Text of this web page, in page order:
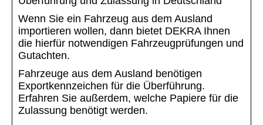
Wenn Sie ein Fahrzeug aus dem Ausland
importieren wollen, dann bietet DEKRA Ihnen
die hierfür notwendigen Fahrzeugprüfungen und
Gutachten.
Fahrzeuge aus dem Ausland benötigen
Exportkennzeichen für die Überführung.
Erfahren Sie außerdem, welche Papiere für die
Zulassung benötigt werden.